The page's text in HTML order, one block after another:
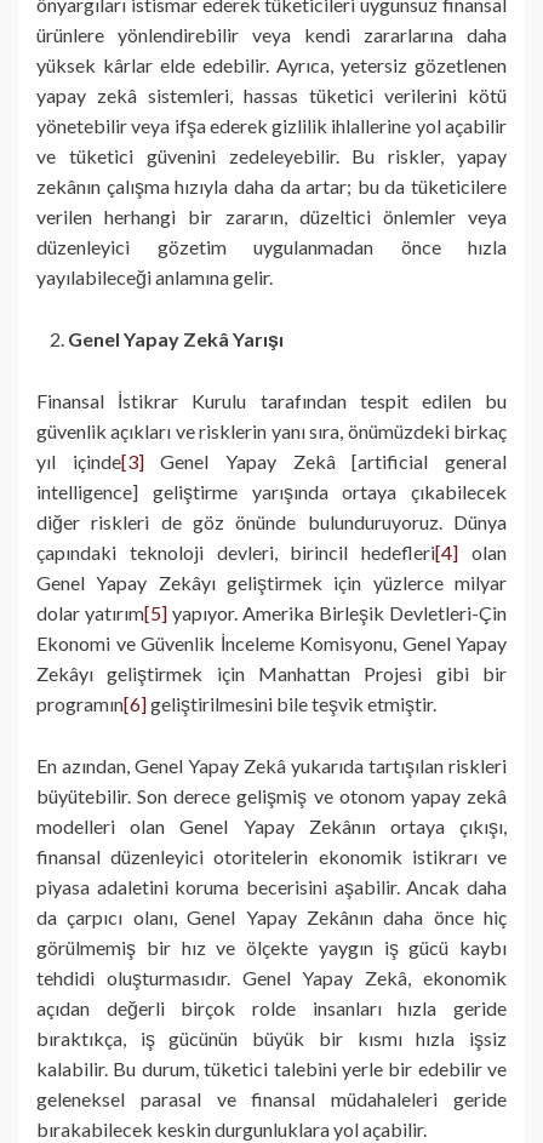
ürünlere yönlendirebilir veya kendi zararlarına daha
yüksek kârlar elde edebilir. Ayrıca, yetersiz gözetlenen
yapay zekâ sistemleri, hassas tüketici verilerini kötü
yönetebilir veya ifşa ederek gizlilik ihlallerine yol açabilir
ve tüketici güvenini zedeleyebilir. Bu riskler, yapay
zekânın çalışma hızıyla daha da artar; bu da tüketicilere
verilen herhangi bir zararın, düzeltici önlemler veya
düzenleyici gözetim uygulanmadan önce hızla
yayılabileceği anlamına gelir.
Genel Yapay Zekâ Yarışı
Finansal İstikrar Kurulu tarafından tespit edilen bu
güvenlik açıkları ve risklerin yanı sıra, önümüzdeki birkaç
yıl içinde[3]Genel Yapay Zekâ [artificial general
intelligence] geliştirme yarışında ortaya çıkabilecek
diğer riskleri de göz önünde bulunduruyoruz. Dünya
çapındaki teknoloji devleri, birincil hedefleri[4] olan
Genel Yapay Zekâyı geliştirmek için yüzlerce milyar
dolar yatırım[5] yapıyor. Amerika Birleşik Devletleri-Çin
Ekonomi ve Güvenlik İnceleme Komisyonu, Genel Yapay
Zekâyı geliştirmek için Manhattan Projesi gibi bir
programın[6]geliştirilmesini bile teşvik etmiştir.
En azından, Genel Yapay Zekâ yukarıda tartışılan riskleri
büyütebilir. Son derece gelişmiş ve otonom yapay zekâ
modelleri olan Genel Yapay Zekânın ortaya çıkışı,
finansal düzenleyici otoritelerin ekonomik istikrarı ve
piyasa adaletini koruma becerisini aşabilir. Ancak daha
da çarpıcı olanı, Genel Yapay Zekânın daha önce hiç
görülmemiş bir hız ve ölçekte yaygın iş gücü kaybı
tehdidi oluşturmasıdır. Genel Yapay Zekâ, ekonomik
açıdan değerli birçok rolde insanları hızla geride
bıraktıkça, iş gücünün büyük bir kısmı hızla işsiz
kalabilir. Bu durum, tüketici talebini yerle bir edebilir ve
geleneksel parasal ve finansal müdahaleleri geride
bırakabilecek keskin durgunluklara yol açabilir.